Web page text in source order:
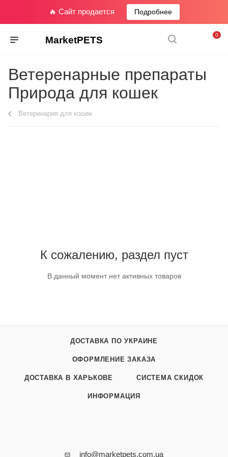
🔥 Сайт продается Подробнее
MarketPETS 0
Ветеренарные препараты
Природа для кошек
Ветеринария для кошек
К сожалению, раздел пуст
В данный момент нет активных товаров
ДОСТАВКА ПО УКРАИНЕ
ОФОРМЛЕНИЕ ЗАКАЗА
ДОСТАВКА В ХАРЬКОВЕ СИСТЕМА СКИДОК
ИНФОРМАЦИЯ
info@marketpets.com.ua